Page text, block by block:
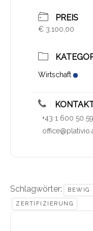
PREIS
€ 3.100,00
Wirtschaft
+43 1 600 50 59
Schlagwörter: BEWIG
ZERTIFIZIERUNG